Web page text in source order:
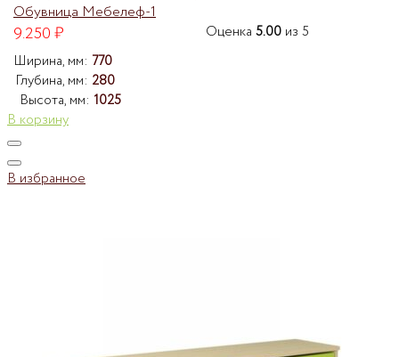
Обувница Мебелеф-1
Оценка 5.00из 5
9.250₽
Ширина, мм: 770
Глубина, мм: 280
Высота, мм: 1025
В корзину
В избранное